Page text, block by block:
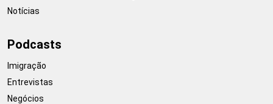
Notícias
Podcasts
Imigração
Entrevistas
Negócios